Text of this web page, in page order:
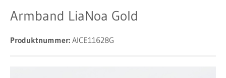
Armband LiaNoa Gold
Produktnummer: AICE11628G